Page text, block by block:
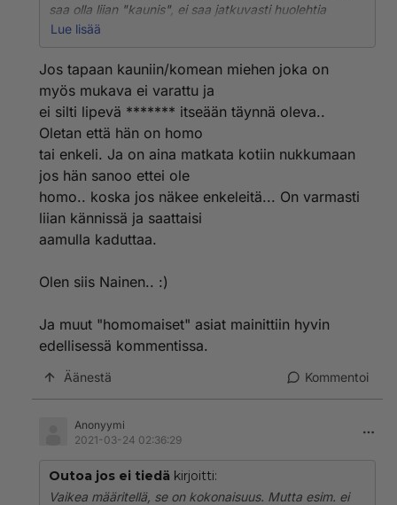
saa olla liian "kaunis", ei saa jatkuvasti huolehtia
ulkonäöstään kuten keikistellä peilin edessä, sukia
kammataan tai harjataan nopeasti siisteiksi, se on
miehekästä. Muutenkaan peilin edessä ei vietetä pitkiä
aikoja. Puheääni ei saa olla kimittävä tai sössöttävä
vaan ihan reilu miehekäs ääni, kävelytyyli ei saa olla
sipsuttava tai muuten naismainen, kavereiden kanssa
ei saa hiplailla tai näitä halata tai pussailla edes
kännissä. Tätä näkee nykypojilla aika usein. Vaatteet
mitään "muotikuteita", ne ovat pääosin homomaisia.
Tässä jotain, mutta kuten sanottu, miehekäs olemus on
Lue lisää
Jos tapaan kauniin/komean miehen joka on
myös mukava ei varattu ja
ei silti lipevä ******* itseään täynnä oleva..
Oletan että hän on homo
tai enkeli. Ja on aina matkata kotiin nukkumaan
jos hän sanoo ettei ole
homo.. koska jos näkee enkeleitä... On varmasti
liian kännissä ja saattaisi
aamulla kaduttaa.
Olen siis Nainen.. :)
Ja muut "homomaiset" asiat mainittiin hyvin
edellisessä kommentissa.
Äänestä Kommentoi
Anonyymi
2021-03-24 02:36:29
Outoa jos ei tiedä kirjoitti:
Vaikea määritellä, se on kokonaisuus. Mutta esim. ei